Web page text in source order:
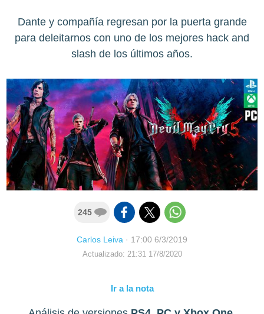
Dante y compañía regresan por la puerta grande
para deleitarnos con uno de los mejores hack and
slash de los últimos años.
245
Carlos Leiva · 17:00 6/3/2019
Actualizado: 21:31 17/8/2020
Ir a la nota